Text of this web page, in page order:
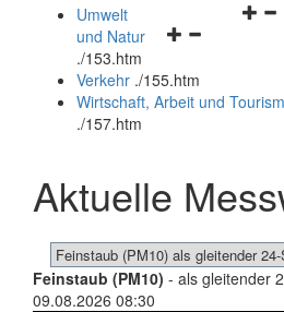
Navigationsmenü
und
schließen
Umwelt
und Natur
./153.htm
Verkehr ./155.htm
Wirtschaft, Arbeit und
./157.htm
Aktuelle
Feinstaub (PM10) - als gleitender
09.08.2026 08:30